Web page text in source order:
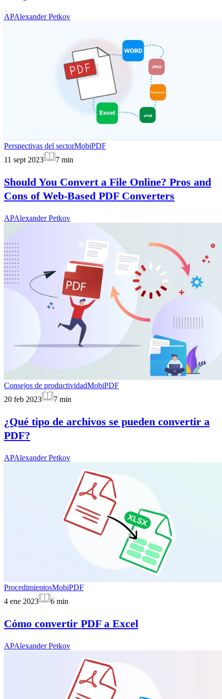
APAlexander Petkov
Perspectivas del sectorMobiPDF
11 sept 2023
7 min
Should You Convert a File Online? Pros and
Cons of Web-Based PDF Converters
APAlexander Petkov
Consejos de productividadMobiPDF
20 feb 2023
7 min
¿Qué tipo de archivos se pueden convertir a
PDF?
APAlexander Petkov
ProcedimientosMobiPDF
4 ene 2023
6 min
Cómo convertir PDF a Excel
APAlexander Petkov